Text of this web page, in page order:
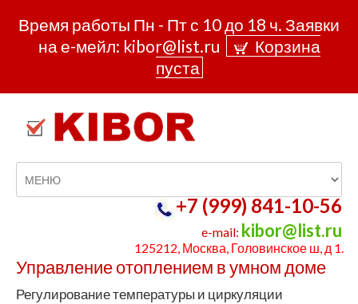
Время работы Пн - Пт с 10 до 18 ч. Заявки
на е-мейл: kibor@list.ru
Корзина
пуста
МЕНЮ
КОНТАКТЫ и ДОСТАВКА
ЭКОДОМ
БАЗА ЗНАНИЙ
+7 (999) 841-10-56
e-mail: kibor@list.ru
125212, Москва, Головинское ш, д 1.
Управление отоплением в умном доме
Регулирование температуры и циркуляции